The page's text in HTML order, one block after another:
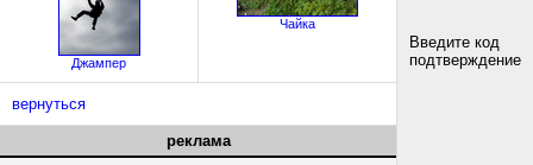
Джампер
Чайка
вернуться
реклама
Введите код
подтверждение